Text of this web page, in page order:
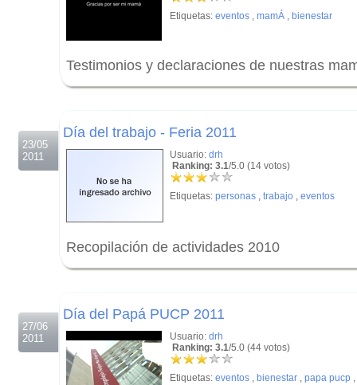
Etiquetas: eventos , mamÁ , bienestar
Testimonios y declaraciones de nuestras
23/05
2011
Día del trabajo - Feria 2011
Usuario: drh
Ranking: 3.1/5.0 (14 votos)
Etiquetas: personas , trabajo , eventos
Recopilación de actividades 2010
27/06
2011
Día del Papá PUCP 2011
Usuario: drh
Ranking: 3.1/5.0 (44 votos)
Etiquetas: eventos , bienestar , papa pucp ,